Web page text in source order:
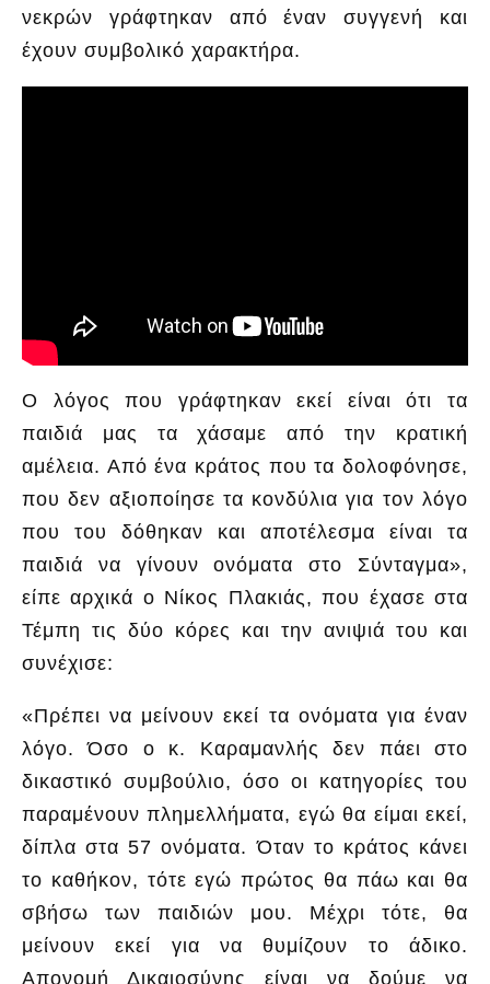
νεκρών γράφτηκαν από έναν συγγενή και
έχουν συμβολικό χαρακτήρα.
Ο λόγος που γράφτηκαν εκεί είναι ότι τα
παιδιά μας τα χάσαμε από την κρατική
αμέλεια. Από ένα κράτος που τα δολοφόνησε,
που δεν αξιοποίησε τα κονδύλια για τον λόγο
που του δόθηκαν και αποτέλεσμα είναι τα
παιδιά να γίνουν ονόματα στο Σύνταγμα»,
είπε αρχικά ο Νίκος Πλακιάς, που έχασε στα
Τέμπη τις δύο κόρες και την ανιψιά του και
συνέχισε:
«Πρέπει να μείνουν εκεί τα ονόματα για έναν
λόγο. Όσο ο κ. Καραμανλής δεν πάει στο
δικαστικό συμβούλιο, όσο οι κατηγορίες του
παραμένουν πλημελλήματα, εγώ θα είμαι εκεί,
δίπλα στα 57 ονόματα. Όταν το κράτος κάνει
το καθήκον, τότε εγώ πρώτος θα πάω και θα
σβήσω των παιδιών μου. Μέχρι τότε, θα
μείνουν εκεί για να θυμίζουν το άδικο.
Απονομή Δικαιοσύνης είναι να δούμε να